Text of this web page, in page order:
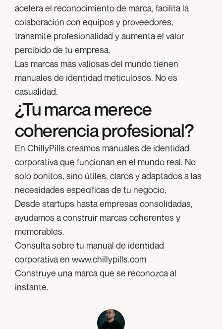
acelera el reconocimiento de marca, facilita la
colaboración con equipos y proveedores,
transmite profesionalidad y aumenta el valor
percibido de tu empresa.
Las marcas más valiosas del mundo tienen
manuales de identidad meticulosos. No es
casualidad.
¿Tu marca merece
coherencia profesional?
En ChillyPillscreamos manuales de identidad
corporativa que funcionan en el mundo real. No
solo bonitos, sino útiles, claros y adaptados a las
necesidades específicas de tu negocio.
Desde startups hasta empresas consolidadas,
ayudamos a construir marcas coherentes y
memorables.
Consulta sobre tu manual de identidad
corporativa en www.chillypills.com
Construye una marca que se reconozca al
instante.